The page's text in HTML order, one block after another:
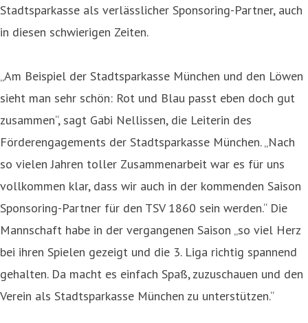
Stadtsparkasse als verlässlicher Sponsoring-Partner, auch
in diesen schwierigen Zeiten.
„Am Beispiel der Stadtsparkasse München und den Löwen
sieht man sehr schön: Rot und Blau passt eben doch gut
zusammen“, sagt Gabi Nellissen, die Leiterin des
Förderengagements der Stadtsparkasse München. „Nach
so vielen Jahren toller Zusammenarbeit war es für uns
vollkommen klar, dass wir auch in der kommenden Saison
Sponsoring-Partner für den TSV 1860 sein werden.“ Die
Mannschaft habe in der vergangenen Saison „so viel Herz
bei ihren Spielen gezeigt und die 3. Liga richtig spannend
gehalten. Da macht es einfach Spaß, zuzuschauen und den
Verein als Stadtsparkasse München zu unterstützen.“